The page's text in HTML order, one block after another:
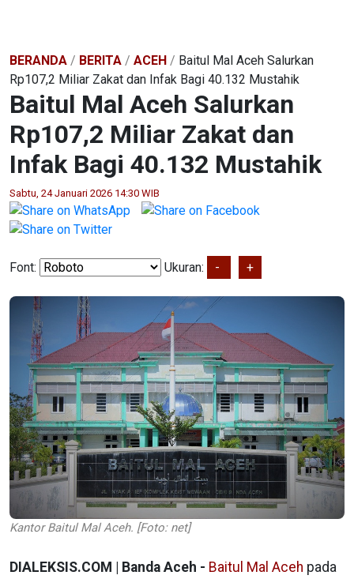
BERANDA / BERITA / ACEH / Baitul Mal Aceh Salurkan
Rp107,2 Miliar Zakat dan Infak Bagi 40.132 Mustahik
Baitul Mal Aceh Salurkan
Rp107,2 Miliar Zakat dan
Infak Bagi 40.132 Mustahik
Sabtu, 24 Januari 2026 14:30 WIB
Font: Ukuran: - +
Kantor Baitul Mal Aceh. [Foto: net]
DIALEKSIS.COM | Banda Aceh - Baitul Mal Aceh pada